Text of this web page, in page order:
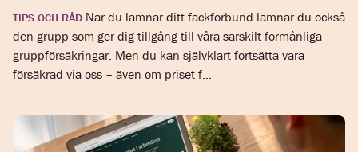
TIPS OCH RÅD När du lämnar ditt fackförbund lämnar du också
den grupp som ger dig tillgång till våra särskilt förmånliga
gruppförsäkringar. Men du kan självklart fortsätta vara
försäkrad via oss – även om priset f...